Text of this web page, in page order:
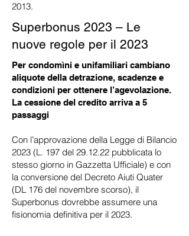
2013.
Superbonus 2023 – Le
nuove regole per il 2023
Per condomìni e unifamiliari cambiano
aliquote della detrazione, scadenze e
condizioni per ottenere l’agevolazione.
La cessione del credito arriva a 5
passaggi
Con l’approvazione della Legge di Bilancio
2023 (L. 197 del 29.12.22 pubblicata lo
stesso giorno in Gazzetta Ufficiale) e con
la conversione del Decreto Aiuti Quater
(DL 176 del novembre scorso), il
Superbonus dovrebbe assumere una
fisionomia definitiva per il 2023.